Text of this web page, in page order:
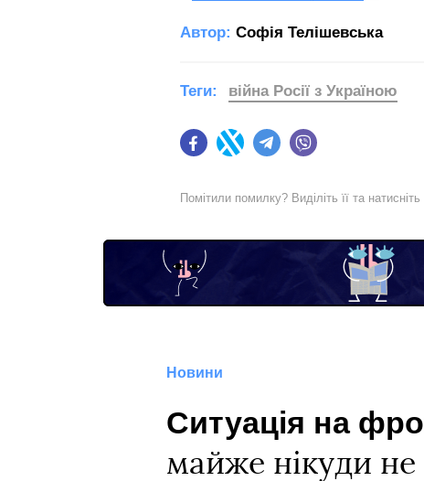
Автор: Софія Телішевська
FacebookTwitter Telegram
Теги: війна Росії з Україною
Помітили помилку? Виділіть її та натисніть
Новини
Ситуація на
майже нікуди не